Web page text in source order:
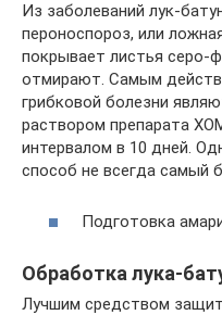
Из заболеваний лук-
пероноспороз, или
покрывает листья серо-
отмирают. Самым
грибковой болезни
раствором препарата
интервалом в 10 дней.
способ не всегда самый
Подготовка
Обработка лука-
Лучшим средством